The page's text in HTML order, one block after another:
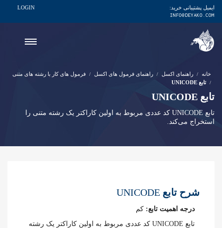
ایمیل پشتیبانی خرید:
INFO@DEYAKO.COM
LOGIN
خانه راهنمای اکسل راهنمای فرمول های اکسل
فرمول های کار با رشته های متنی
تابع UNICODE
تابع UNICODE
تابع UNICODE کد عددی مربوط به اولین کاراکتر یک رشته متنی را
استخراج می‌کند.
شرح تابع UNICODE
درجه اهمیت تابع: کم
تابع UNICODE کد عددی مربوط به اولین کاراکتر یک رشته